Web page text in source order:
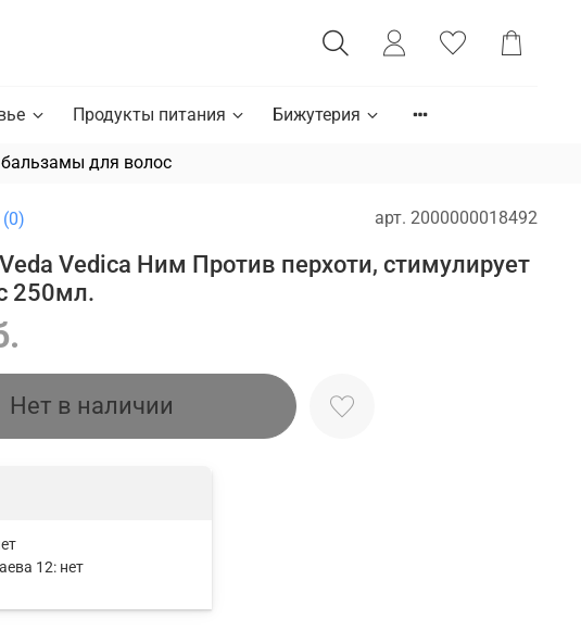
Продукты питания Бижутерия
для волос
(0) арт. 2000000018492
Vedica Ним Против перхоти, стимулирует
250мл.
Нет в наличии
12: нет